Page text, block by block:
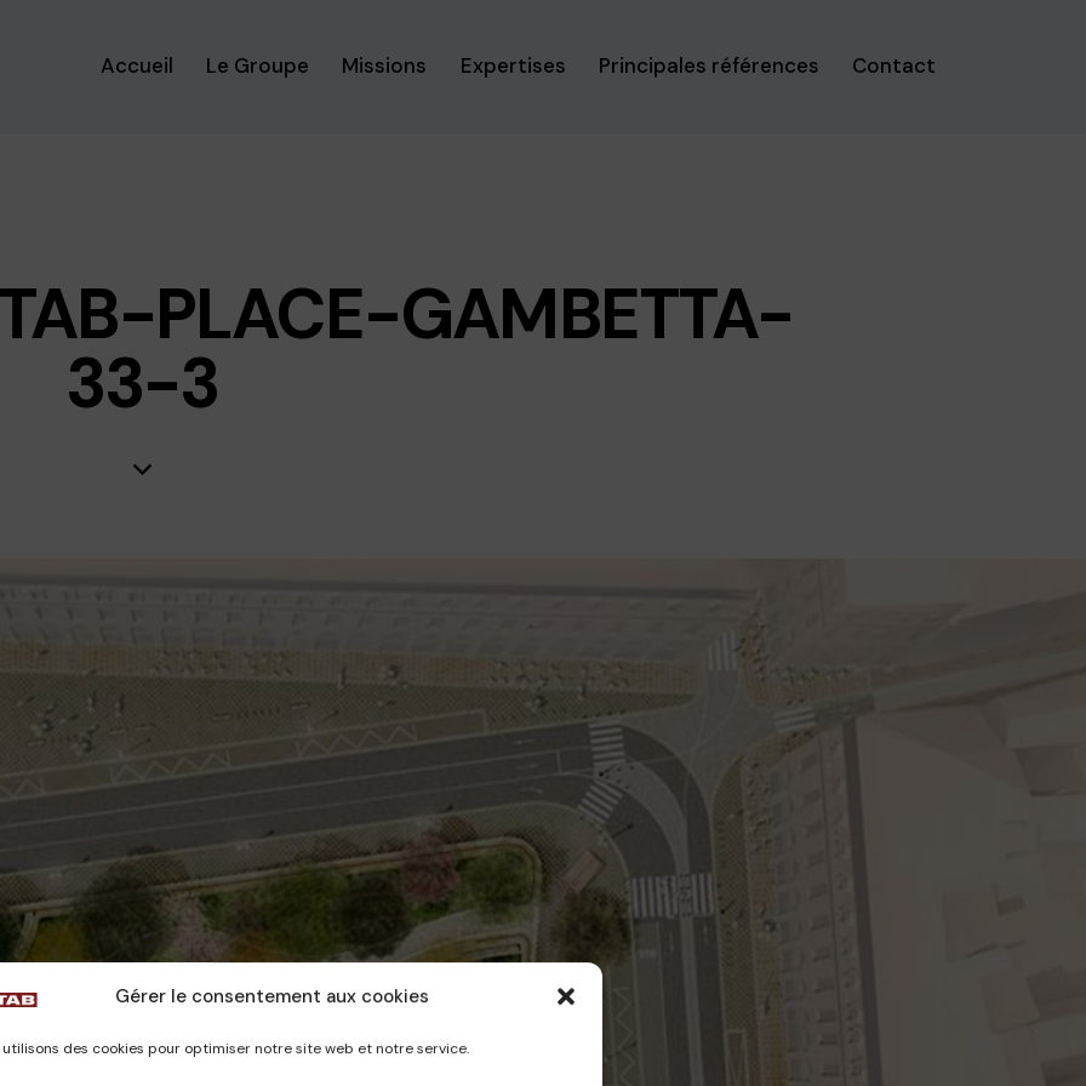
Gérer le consentement aux cookies
utilisons des cookies pour optimiser notre site web et notre service.
Accueil Le Groupe Missions Expertises Principales références Contact
PLACE-GAMBETTA-
33-3